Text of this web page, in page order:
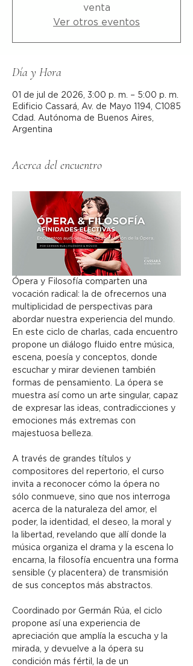
venta
Ver otros eventos
Día y Hora
01 de jul de 2026, 3:00 p. m. – 5:00 p. m.
Edificio Cassará, Av. de Mayo 1194, C1085
Cdad. Autónoma de Buenos Aires,
Argentina
Acerca del encuentro
Ópera y Filosofía comparten una
vocación radical: la de ofrecernos una
multiplicidad de perspectivas para
abordar nuestra experiencia del mundo.
En este ciclo de charlas, cada encuentro
propone un diálogo fluido entre música,
escena, poesía y conceptos, donde
escuchar y mirar devienen también
formas de pensamiento. La ópera se
muestra así como un arte singular, capaz
de expresar las ideas, contradicciones y
emociones más extremas con
majestuosa belleza.
A través de grandes títulos y
compositores del repertorio, el curso
invita a reconocer cómo la ópera no
sólo conmueve, sino que nos interroga
acerca de la naturaleza del amor, el
poder, la identidad, el deseo, la moral y
la libertad, revelando que allí donde la
música organiza el drama y la escena lo
encarna, la filosofía encuentra una forma
sensible (y placentera) de transmisión
de sus conceptos más abstractos.
Coordinado por Germán Rúa, el ciclo
propone así una experiencia de
apreciación que amplía la escucha y la
mirada, y devuelve a la ópera su
condición más fértil, la de un